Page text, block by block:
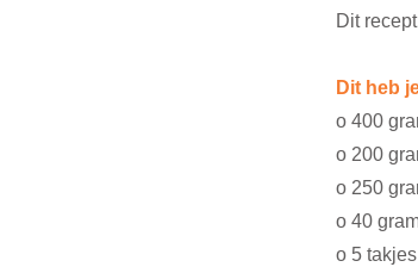
Dit
Dit heb
o 400
o 200
o 250
o 40
o 5